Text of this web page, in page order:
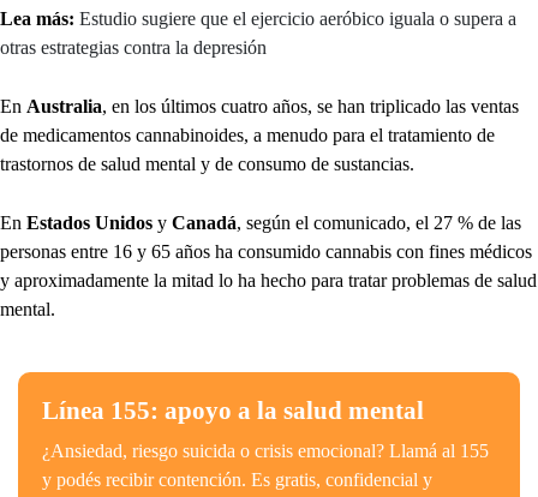
Lea más: Estudio sugiere que el ejercicio aeróbico iguala o supera a
otras estrategias contra la depresión
En Australia, en los últimos cuatro años, se han triplicado las ventas
de medicamentos cannabinoides, a menudo para el tratamiento de
trastornos de salud mental y de consumo de sustancias.
En Estados Unidos y Canadá, según el comunicado, el 27 % de las
personas entre 16 y 65 años ha consumido cannabis con fines médicos
y aproximadamente la mitad lo ha hecho para tratar problemas de salud
mental.
Línea 155: apoyo a la salud mental
¿Ansiedad, riesgo suicida o crisis emocional? Llamá al 155
y podés recibir contención. Es gratis, confidencial y